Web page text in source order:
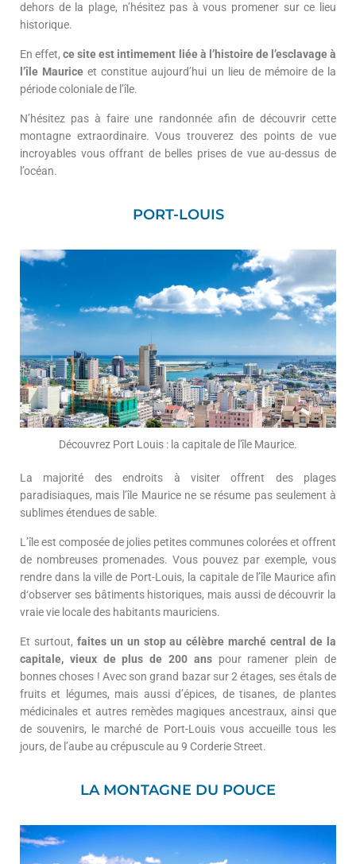
dehors de la plage, n’hésitez pas à vous promener sur ce lieu
historique.
En effet,ce site est intimement liée à l’histoire de l’esclavage à
l’île Maurice et constitue aujourd’hui un lieu de mémoire de la
période coloniale de l’île.
N’hésitez pas à faire une randonnée afin de découvrir cette
montagne extraordinaire. Vous trouverez des points de vue
incroyables vous offrant de belles prises de vue au-dessus de
l’océan.
PORT-LOUIS
Découvrez Port Louis : la capitale de l'île Maurice.
La majorité des endroits à visiter offrent des plages
paradisiaques, mais l’île Maurice ne se résume pas seulement à
sublimes étendues de sable.
L’île est composée de jolies petites communes colorées et offrent
de nombreuses promenades. Vous pouvez par exemple, vous
rendre dans la ville de Port-Louis, la capitale de l’île Maurice afin
d‘observer ses bâtiments historiques, mais aussi de découvrir la
vraie vie locale des habitants mauriciens.
Et surtout, faites un un stop au célèbre marché central de la
capitale, vieux de plus de 200 anspour ramener plein de
bonnes choses ! Avec son grand bazar sur 2 étages, ​​ses étals de
fruits et légumes, mais aussi d’épices, de tisanes, de plantes
médicinales et autres remèdes magiques ancestraux, ainsi que
de souvenirs, le marché de Port-Louis vous accueille tous les
jours, de l’aube au crépuscule au 9 Corderie Street.
LA MONTAGNE DU POUCE